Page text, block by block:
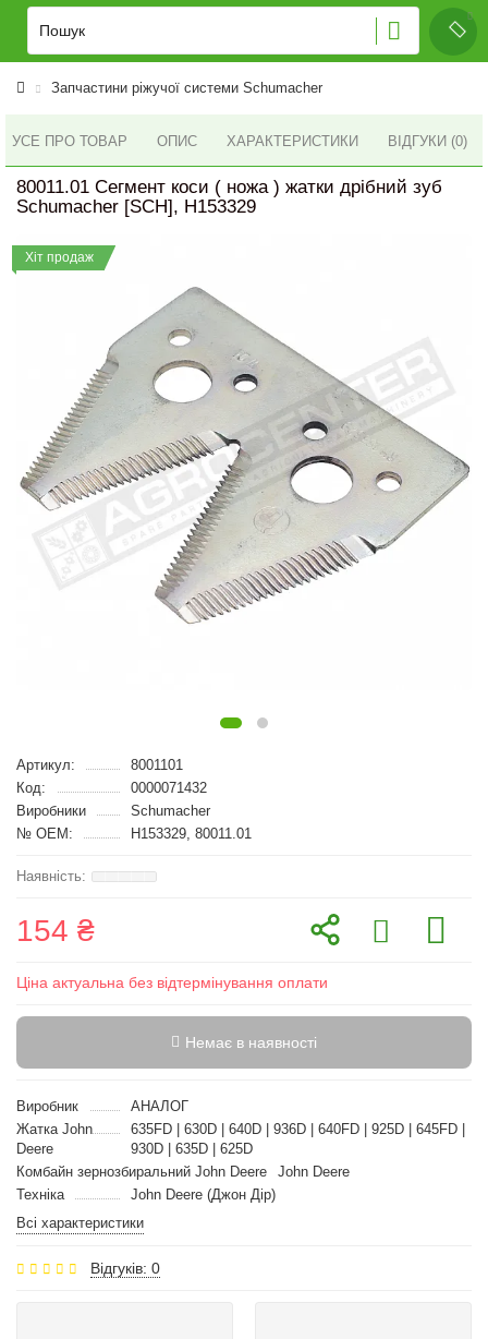
Запчастини ріжучої системи Schumacher
УСЕ ПРО ТОВАР ОПИС ХАРАКТЕРИСТИКИ ВІДГУКИ (0)
80011.01 Сегмент коси ( ножа ) жатки дрібний зуб
Schumacher [SCH], H153329
Хіт продаж
Артикул:
8001101
Код:
0000071432
Виробники
Schumacher
№ OEM:
H153329, 80011.01
154 ₴
Ціна актуальна без відтермінування оплати
Немає в наявності
Виробник
АНАЛОГ
Жатка John
Deere
635FD | 630D | 640D | 936D | 640FD | 925D | 645FD |
930D | 635D | 625D
Комбайн зернозбиральний John Deere
John Deere
Техніка
John Deere (Джон Дір)
Всі характеристики
Відгуків: 0